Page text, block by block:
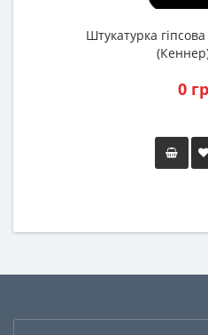
Штукатурка
0